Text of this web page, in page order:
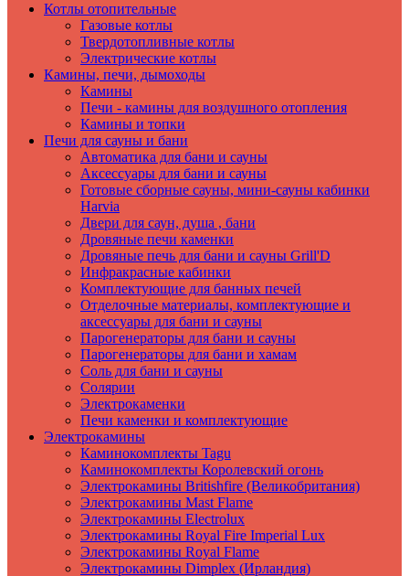
Котлы отопительные
Газовые котлы
Твердотопливные котлы
Электрические котлы
Камины, печи, дымоходы
Камины
Печи - камины для воздушного отопления
Камины и топки
Печи для сауны и бани
Автоматика для бани и сауны
Аксессуары для бани и сауны
Готовые сборные сауны, мини-сауны кабинки
Harvia
Двери для саун, душа , бани
Дровяные печи каменки
Дровяные печь для бани и сауны Grill'D
Инфракрасные кабинки
Комплектующие для банных печей
Отделочные материалы, комплектующие и
аксессуары для бани и сауны
Парогенераторы для бани и сауны
Парогенераторы для бани и хамам
Соль для бани и сауны
Солярии
Электрокаменки
Печи каменки и комплектующие
Электрокамины
Каминокомплекты Tagu
Каминокомплекты Королевский огонь
Электрокамины Britishfire (Великобритания)
Электрокамины Mast Flame
Электрокамины Electrolux
Электрокамины Royal Fire Imperial Lux
Электрокамины Royal Flame
Электрокамины Dimplex (Ирландия)